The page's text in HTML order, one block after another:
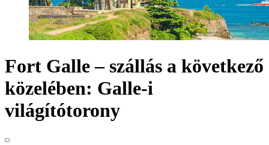
Fort Galle – szállás a következő
közelében: Galle-i
világítótorony